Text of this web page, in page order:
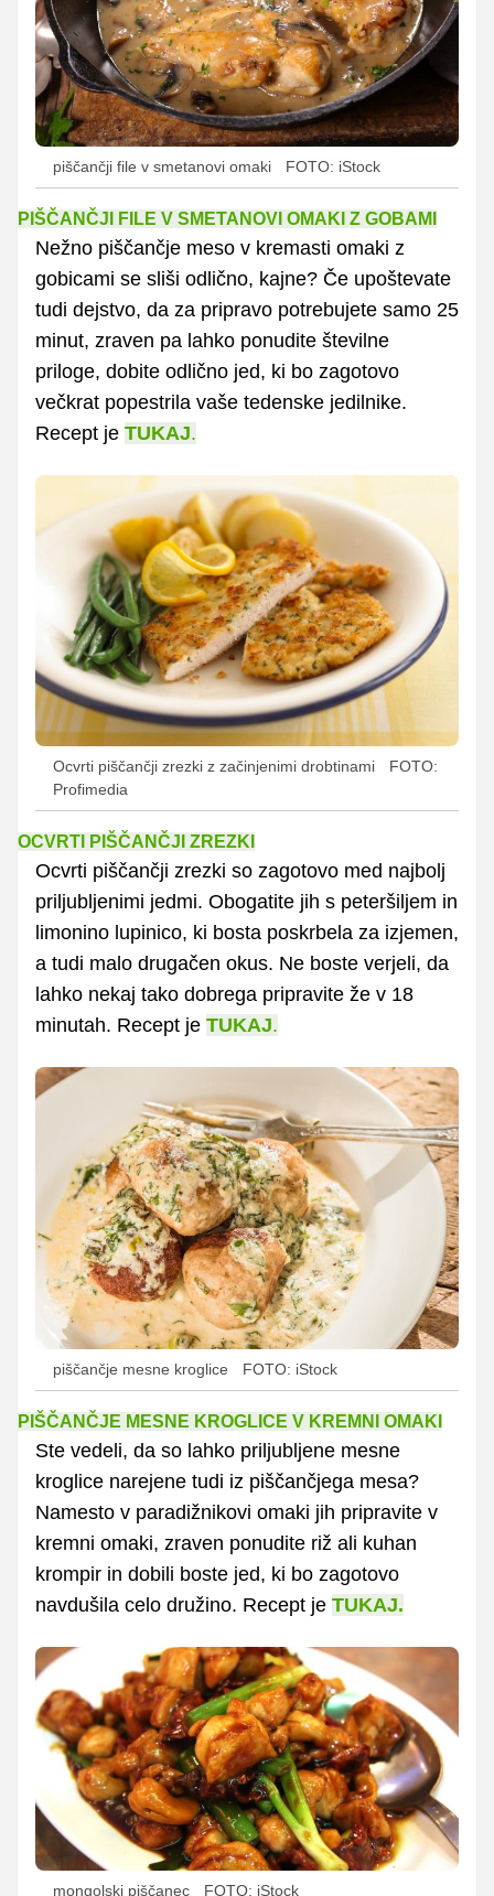
piščančji file v smetanovi omaki FOTO: iStock
PIŠČANČJI FILE V SMETANOVI OMAKI Z GOBAMI
Nežno piščančje meso v kremasti omaki z
gobicami se sliši odlično, kajne? Če upoštevate
tudi dejstvo, da za pripravo potrebujete samo 25
minut, zraven pa lahko ponudite številne
priloge, dobite odlično jed, ki bo zagotovo
večkrat popestrila vaše tedenske jedilnike.
Recept je TUKAJ.
Ocvrti piščančji zrezki z začinjenimi drobtinami
FOTO:
Profimedia
OCVRTI PIŠČANČJI ZREZKI
Ocvrti piščančji zrezki so zagotovo med najbolj
priljubljenimi jedmi. Obogatite jih s peteršiljem in
limonino lupinico, ki bosta poskrbela za izjemen,
a tudi malo drugačen okus. Ne boste verjeli, da
lahko nekaj tako dobrega pripravite že v 18
minutah. Recept je TUKAJ.
piščančje mesne kroglice FOTO: iStock
PIŠČANČJE MESNE KROGLICE V KREMNI OMAKI
Ste vedeli, da so lahko priljubljene mesne
kroglice narejene tudi iz piščančjega mesa?
Namesto v paradižnikovi omaki jih pripravite v
kremni omaki, zraven ponudite riž ali kuhan
krompir in dobili boste jed, ki bo zagotovo
navdušila celo družino. Recept je TUKAJ.
mongolski piščanec FOTO: iStock